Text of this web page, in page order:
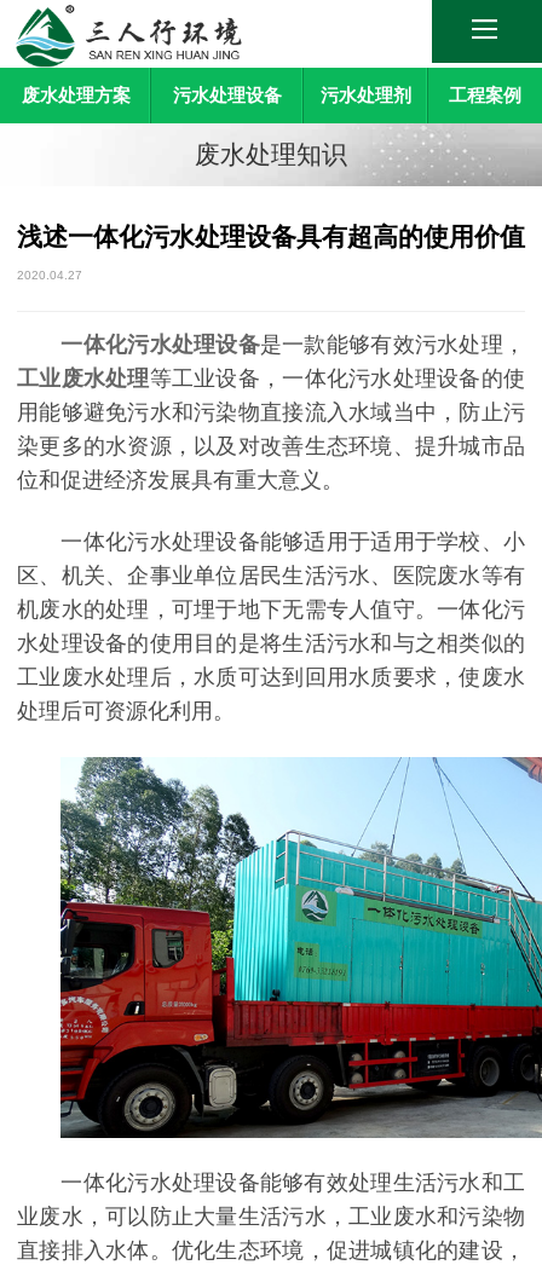
废水处理方案 污水处理设备 污水处理剂 工程案例
废水处理知识
浅述一体化污水处理设备具有超高的使用价值
2020.04.27
一体化污水处理设备是一款能够有效污水处理，
工业废水处理等工业设备，一体化污水处理设备的使
用能够避免污水和污染物直接流入水域当中，防止污
染更多的水资源，以及对改善生态环境、提升城市品
位和促进经济发展具有重大意义。
一体化污水处理设备能够适用于适用于学校、小
区、机关、企事业单位居民生活污水、医院废水等有
机废水的处理，可埋于地下无需专人值守。一体化污
水处理设备的使用目的是将生活污水和与之相类似的
工业废水处理后，水质可达到回用水质要求，使废水
处理后可资源化利用。
一体化污水处理设备能够有效处理生活污水和工
业废水，可以防止大量生活污水，工业废水和污染物
直接排入水体。优化生态环境，促进城镇化的建设，